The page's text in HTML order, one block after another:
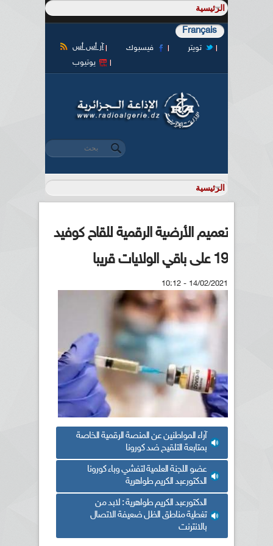
Français
آر أس أس فيسبوك
تويتر
يوتيوب
استمارة البحث
‏بحث ‏
تعميم الأرضية الرقمية للقاح كوفيد
19 على باقي الولايات قريبا
14/02/2021 - 10:12
آراء المواطنين عن المنصة الرقمية الخاصة
بمتابعة التلقيح ضد كورونا
عضو اللجنة العلمية لتفشي وباء كورونا
الدكتورعبد الكريم طواهرية
الدكتورعبد الكريم طواهرية : لابد من
تغطية مناطق الظل ضعيفة الاتصال
بالانترنت